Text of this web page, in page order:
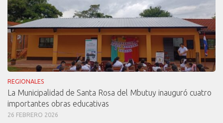
REGIONALES
La Municipalidad de Santa Rosa del Mbutuy inauguró cuatro
importantes obras educativas
26 FEBRERO 2026